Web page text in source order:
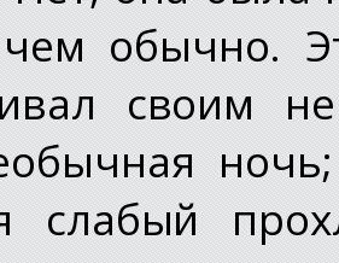
обычно.
своим
слабый